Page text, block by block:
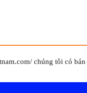
chúng tôi có